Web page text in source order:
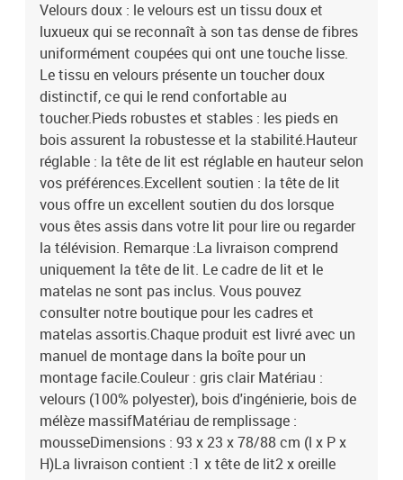
Velours doux : le velours est un tissu doux et
luxueux qui se reconnaît à son tas dense de fibres
uniformément coupées qui ont une touche lisse.
Le tissu en velours présente un toucher doux
distinctif, ce qui le rend confortable au
toucher.Pieds robustes et stables : les pieds en
bois assurent la robustesse et la stabilité.Hauteur
réglable : la tête de lit est réglable en hauteur selon
vos préférences.Excellent soutien : la tête de lit
vous offre un excellent soutien du dos lorsque
vous êtes assis dans votre lit pour lire ou regarder
la télévision. Remarque :La livraison comprend
uniquement la tête de lit. Le cadre de lit et le
matelas ne sont pas inclus. Vous pouvez
consulter notre boutique pour les cadres et
matelas assortis.Chaque produit est livré avec un
manuel de montage dans la boîte pour un
montage facile.Couleur : gris clair Matériau :
velours (100% polyester), bois d'ingénierie, bois de
mélèze massifMatériau de remplissage :
mousseDimensions : 93 x 23 x 78/88 cm (l x P x
H)La livraison contient :1 x tête de lit2 x oreille